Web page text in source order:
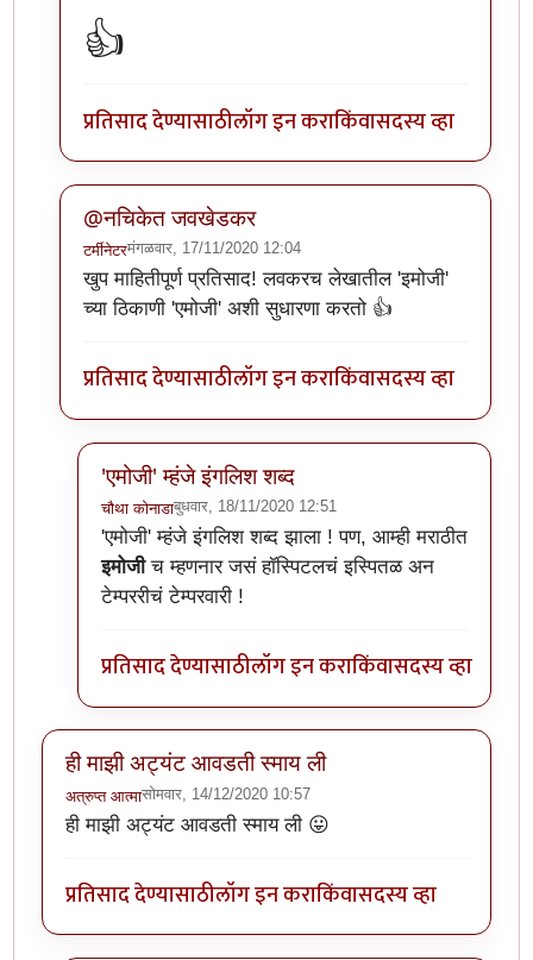
In reply to
👍
प्रतिसाद देण्यासाठीलॉग इन कराकिंवासदस्य व्हा
@नचिकेत जवखेडकर
टर्मीनेटरमंगळवार, 17/11/2020 12:04
In reply toखूप छान लेख. वाचनखूण साठवलीbyनचिकेत
खुप माहितीपूर्ण प्रतिसाद! लवकरच लेखातील 'इमोजी'
च्या ठिकाणी 'एमोजी' अशी सुधारणा करतो 👍
प्रतिसाद देण्यासाठीलॉग इन कराकिंवासदस्य व्हा
'एमोजी' म्हंजे इंगलिश शब्द
चौथा कोनाडाबुधवार, 18/11/2020 12:51
In reply to@नचिकेत जवखेडकरbyटर्मीनेटर
'एमोजी' म्हंजे इंगलिश शब्द झाला ! पण, आम्ही मराठीत
इमोजीच म्हणनार जसं हॉस्पिटलचं इस्पितळ अन
टेम्पररीचं टेम्परवारी !
प्रतिसाद देण्यासाठीलॉग इन कराकिंवासदस्य व्हा
ही माझी अट्यंट आवडती स्माय ली
अत्रुप्त आत्मासोमवार, 14/12/2020 10:57
ही माझी अट्यंट आवडती स्माय ली 😛
प्रतिसाद देण्यासाठीलॉग इन कराकिंवासदस्य व्हा